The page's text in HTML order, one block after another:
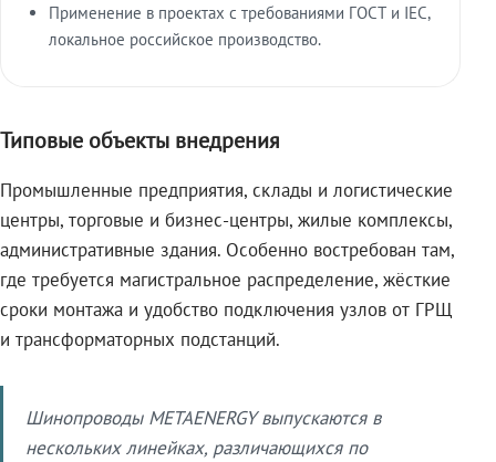
Применение в проектах с требованиями ГОСТ и IEC,
локальное российское производство.
Типовые объекты внедрения
Промышленные предприятия, склады и логистические
центры, торговые и бизнес-центры, жилые комплексы,
административные здания. Особенно востребован там,
где требуется магистральное распределение, жёсткие
сроки монтажа и удобство подключения узлов от ГРЩ
и трансформаторных подстанций.
Шинопроводы METAENERGY выпускаются в
нескольких линейках, различающихся по